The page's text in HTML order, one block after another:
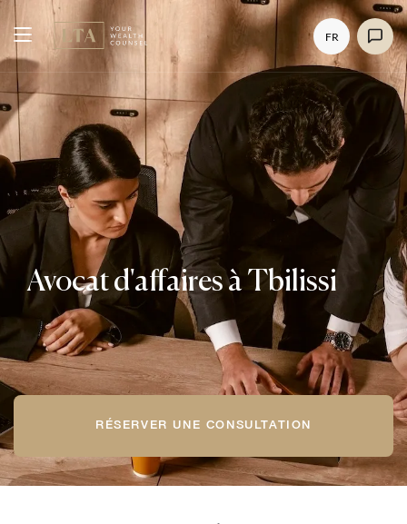
FR
Avocat d'affaires à Tbilissi
RÉSERVER UNE CONSULTATION